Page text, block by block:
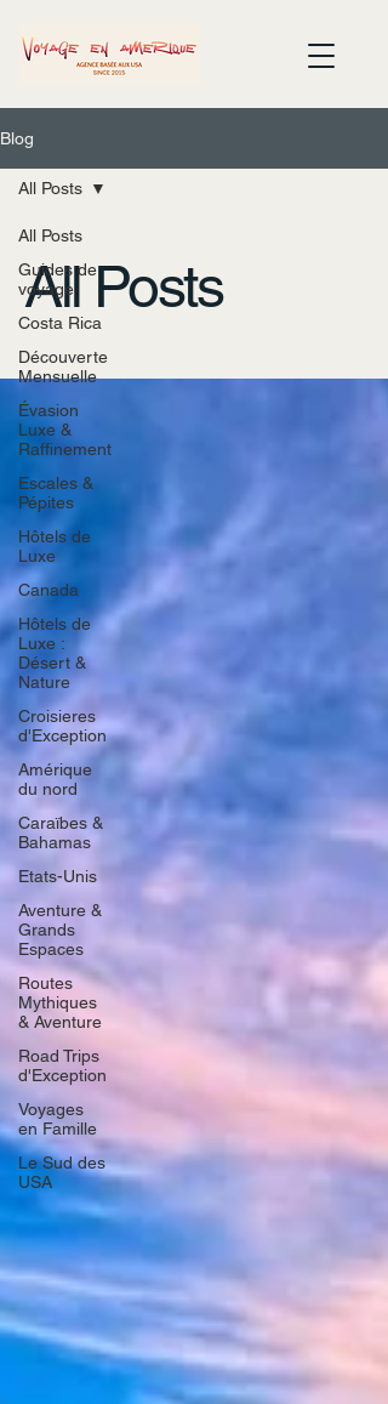
Blog
All Posts
Guides de
voyage
Costa Rica
Découverte
Mensuelle
Évasion
Luxe &
Raffinement
Escales &
Pépites
Hôtels de
Luxe
Canada
Hôtels de
Luxe :
Désert &
Nature
Croisieres
d'Exception
Amérique
du nord
Caraïbes &
Bahamas
Etats-Unis
Aventure &
Grands
Espaces
Routes
Mythiques
& Aventure
Road Trips
d'Exception
Voyages
en Famille
Le Sud des
USA
All Posts
All Posts